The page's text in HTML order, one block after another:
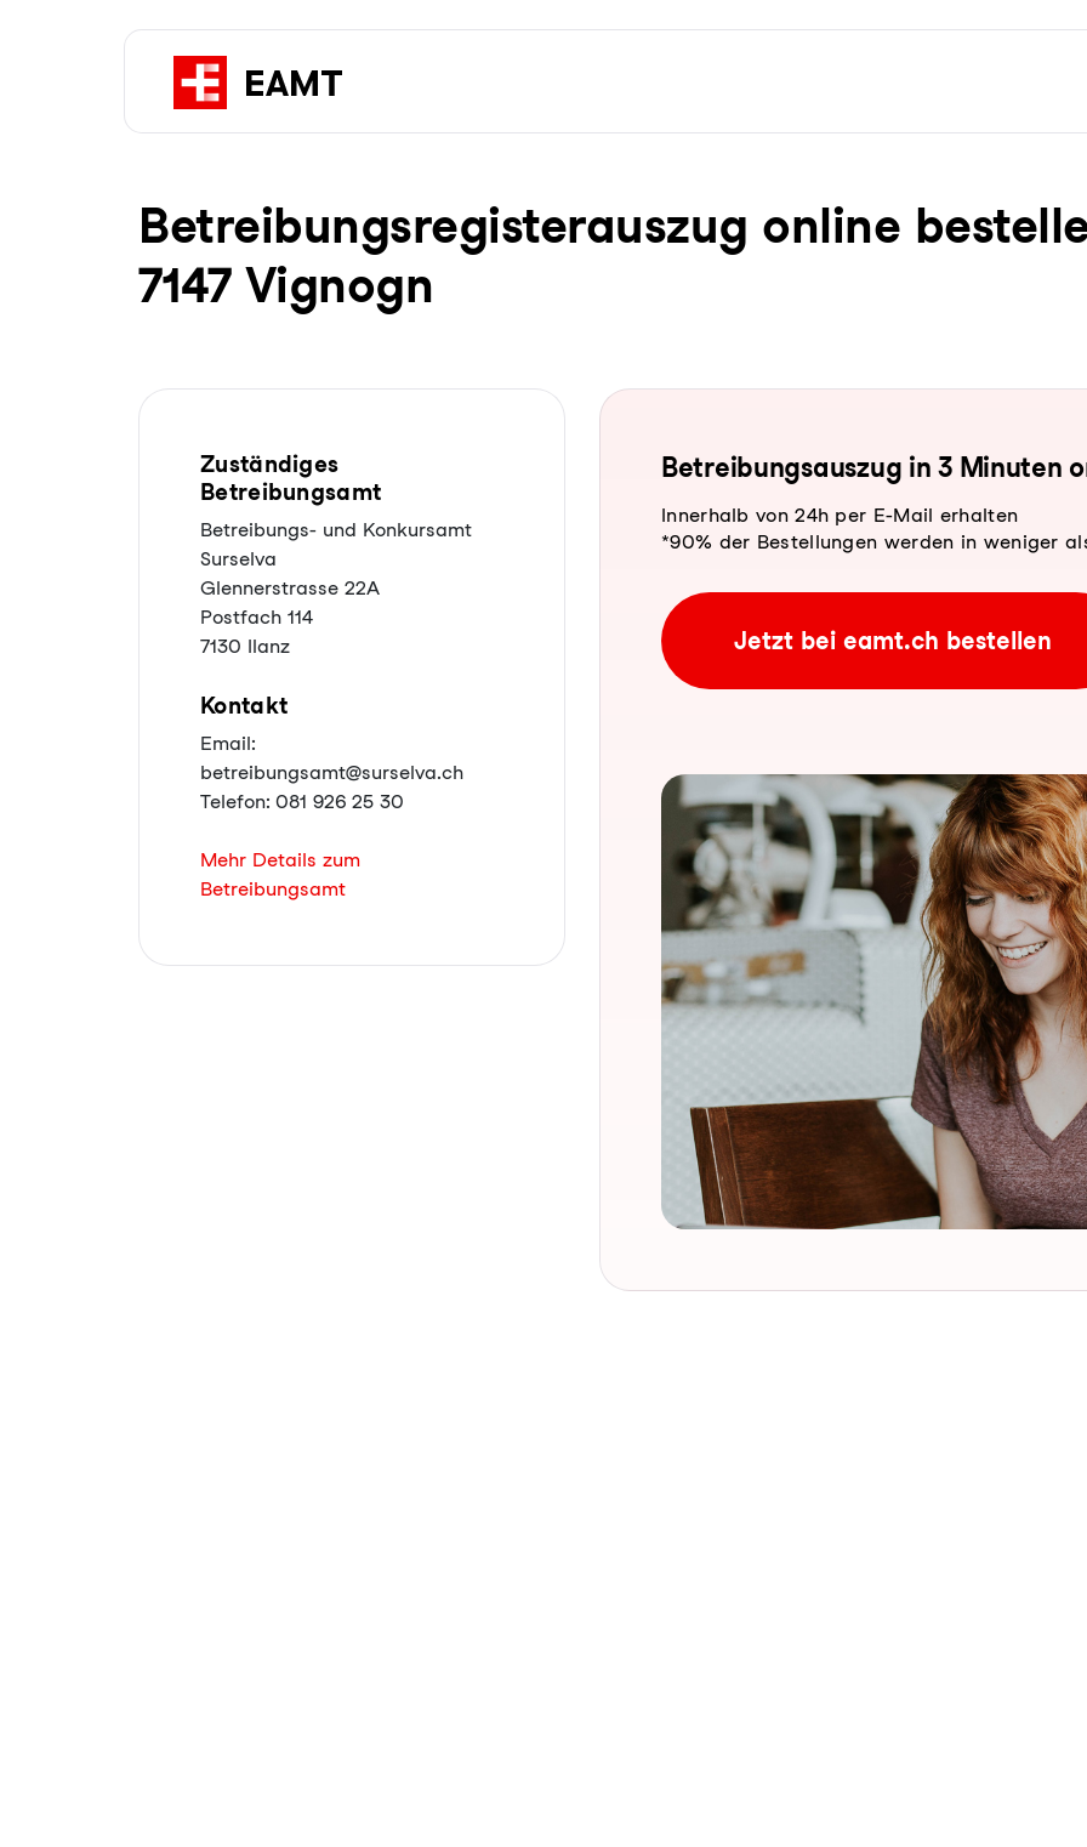
Be­trei­bungs­re­gis­ter­aus­zug online
7147 Vignogn
Zuständiges
Betreibungsamt
Betreibungs- und Konkursamt
Surselva
Glennerstrasse 22A
Postfach 114
7130 Ilanz
Kontakt
Email:
betreibungsamt@surselva.ch
Telefon: 081 926 25 30
Mehr Details zum
Betreibungsamt
Be­trei­bungs­aus­zug in 3 Minuten
Innerhalb von 24h per E-Mail erhalten
*90% der Bestellungen werden in weniger
Jetzt bei eamt.ch bestellen